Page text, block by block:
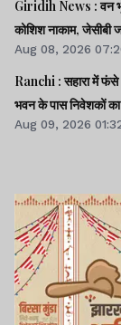
Giridih News : वन
कोशिश नाकाम, जेसीबी
Aug 08, 2026
Ranchi : सहारा में
भवन के पास निवेशकों
Aug 09, 2026